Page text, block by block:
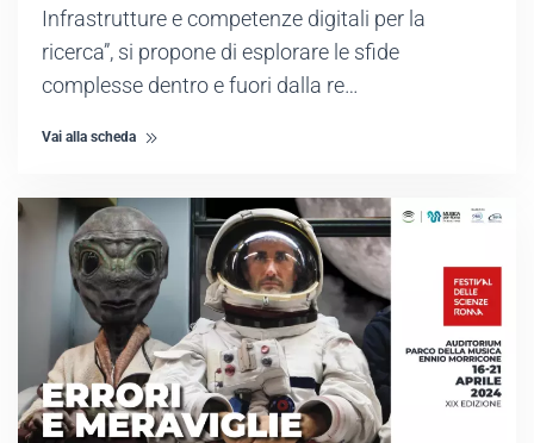
Infrastrutture e competenze digitali per la
ricerca”, si propone di esplorare le sfide
complesse dentro e fuori dalla re…
Vai alla scheda